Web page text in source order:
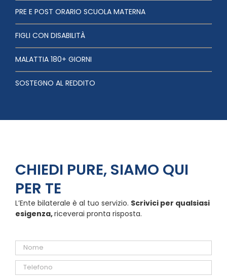
PRE E POST ORARIO SCUOLA MATERNA
FIGLI CON DISABILITÀ
MALATTIA 180+ GIORNI
SOSTEGNO AL REDDITO
CHIEDI PURE, SIAMO QUI
PER TE
L’Ente bilaterale è al tuo servizio. Scrivici per qualsiasi
esigenza,riceverai pronta risposta.